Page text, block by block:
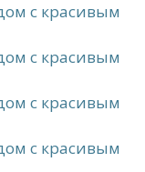
с красивым
с красивым
с красивым
с красивым